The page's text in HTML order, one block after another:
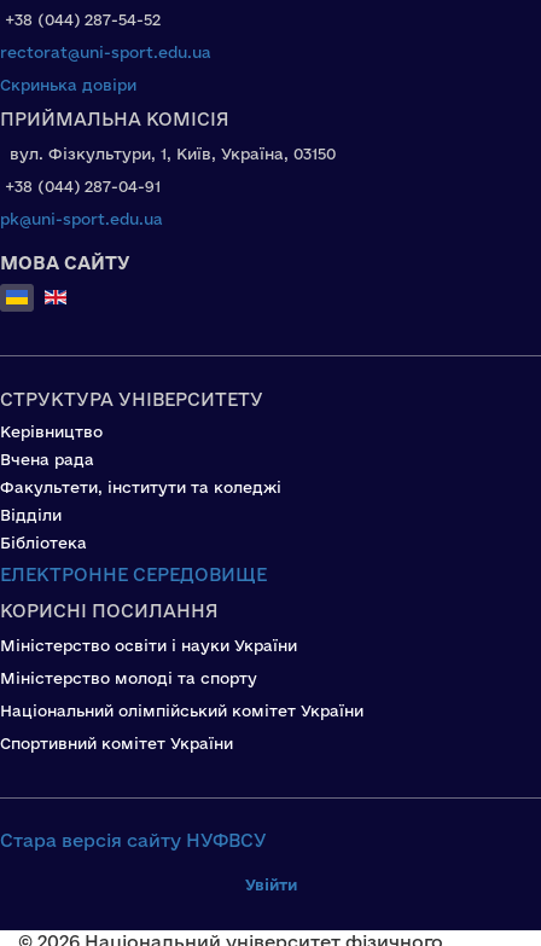
+38 (044) 287-54-52
rectorat@uni-sport.edu.ua
Скринька довіри
ПРИЙМАЛЬНА КОМІСІЯ
вул. Фізкультури, 1, Київ, Україна, 03150
+38 (044) 287-04-91
pk@uni-sport.edu.ua
МОВА САЙТУ
Оберіть свою мову
СТРУКТУРА УНІВЕРСИТЕТУ
Керівництво
Вчена рада
Факультети, інститути та коледжі
Відділи
Бібліотека
ЕЛЕКТРОННЕ СЕРЕДОВИЩЕ
КОРИСНІ ПОСИЛАННЯ
Міністерство освіти і науки України
Міністерство молоді та спорту
Національний олімпійський комітет України
Спортивний комітет України
Стара версія сайту НУФВСУ
Увійти
© 2026 Національний університет фізичного